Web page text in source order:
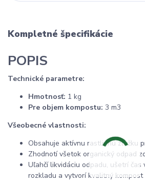
Kompletné špecifikácie
POPIS
Technické parametre:
Hmotnosť: 1 kg
Pre objem kompostu: 3 m3
Všeobecné vlastnosti:
Obsahuje aktívnu rastlinnú zložku
Zhodnotí všetok organický odpad
Uľahčí likvidáciu odpadu, ušetrí čas
rozkladu a vytvorí kvalitný kompost